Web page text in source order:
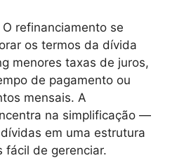
O refinanciamento se
os termos da dívida
menores taxas de juros,
de pagamento ou
mensais. A
na simplificação —
em uma estrutura
fácil de gerenciar.